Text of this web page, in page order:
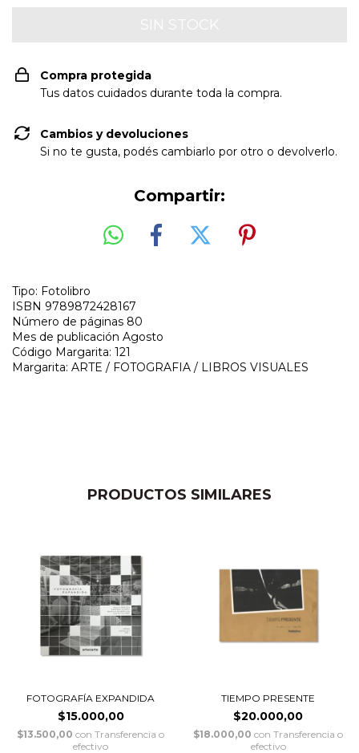
Compra protegida
Tus datos cuidados durante toda la compra.
Cambios y devoluciones
Si no te gusta, podés cambiarlo por otro o devolverlo.
Compartir:
Tipo: Fotolibro
ISBN 9789872428167
Número de páginas 80
Mes de publicación Agosto
Código Margarita: 121
Margarita: ARTE / FOTOGRAFIA / LIBROS VISUALES
PRODUCTOS SIMILARES
FOTOGRAFÍA EXPANDIDA
$15.000,00
$13.500,00con Transferencia o
efectivo
TIEMPO PRESENTE
$20.000,00
$18.000,00con Transferencia o
efectivo